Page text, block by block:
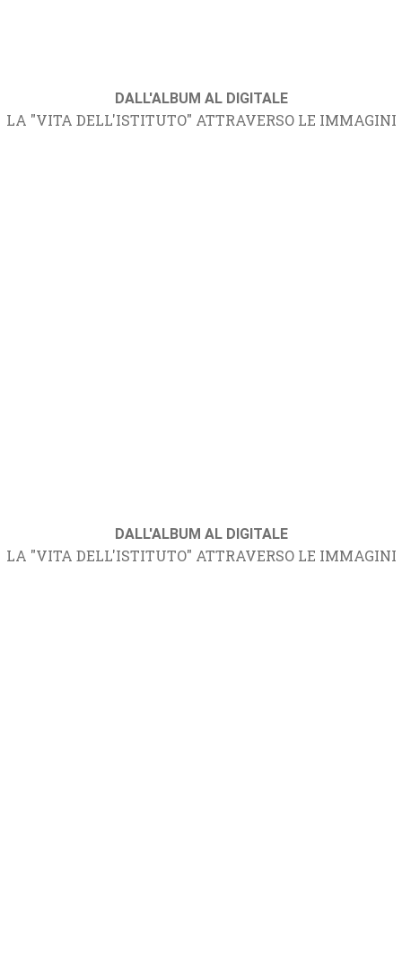
DALL'ALBUM AL DIGITALE
LA "VITA DELL'ISTITUTO" ATTRAVERSO LE IMMAGINI
DALL'ALBUM AL DIGITALE
LA "VITA DELL'ISTITUTO" ATTRAVERSO LE IMMAGINI